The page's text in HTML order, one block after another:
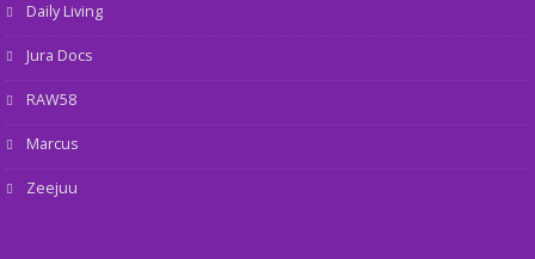
Daily Living
Jura Docs
RAW58
Marcus
Zeejuu